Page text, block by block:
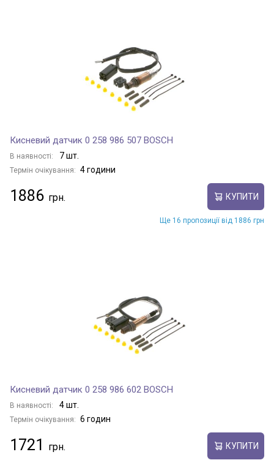
Кисневий датчик 0 258 986 507 BOSCH
В наявності: 7 шт.
Термін очікування: 4 години
1886 КУПИТИ
Ще 16 пропозиції від 1886 грн
Кисневий датчик 0 258 986 602 BOSCH
В наявності: 4 шт.
Термін очікування: 6 годин
1721 КУПИТИ